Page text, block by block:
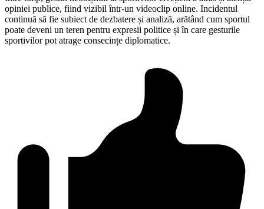
opiniei publice, fiind vizibil într-un videoclip online. Incidentul
continuă să fie subiect de dezbatere și analiză, arătând cum sportul
poate deveni un teren pentru expresii politice și în care gesturile
sportivilor pot atrage consecințe diplomatice.